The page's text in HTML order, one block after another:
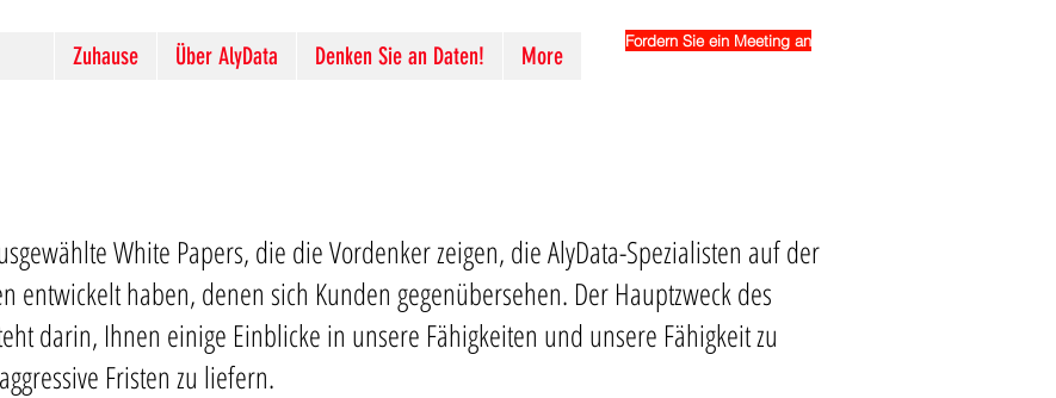
Zuhause Über AlyData Denken Sie an Daten! More
Fordern Sie ein Meeting an
White Papers, die die Vordenker zeigen, die AlyData-Spezialisten auf der
entwickelt haben, denen sich Kunden gegenübersehen. Der Hauptzweck des
darin, Ihnen einige Einblicke in unsere Fähigkeiten und unsere Fähigkeit zu
Fristen zu liefern.